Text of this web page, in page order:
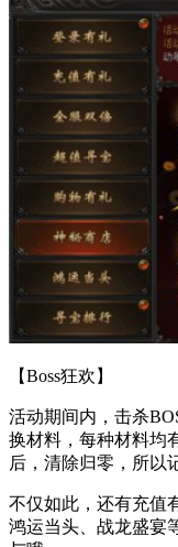
【Boss狂欢】
活动期间内，击杀
换材料，每种材料均
后，清除归零，所以
不仅如此，还有充值
鸿运当头、战龙盛宴